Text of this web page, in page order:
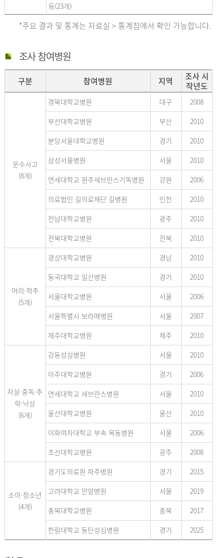
등(23개)
*주요 결과 및 통계는 자료실 > 통계집에서 확인 가능합니다.
조사 참여병원
구분 참여병원 지역
조사 시
작년도
운수사고
(8개)
경북대학교병원 대구
2008
부산대학교병원
부산
2010
분당서울대학교병원
경기
2010
삼성서울병원
서울
2010
연세대학교 원주세브란스기독병원
강원
2006
의료법인 길의료재단 길병원
인천
2010
전남대학교병원
광주
2010
전북대학교병원
전북 2010
머리·척추
(5개)
경상대학교병원 경남
2010
동국대학교 일산병원
경기
2010
서울대학교병원
서울
2006
서울특별시 보라매병원
서울
2007
제주대학교병원
제주 2010
자살·중독·추
락·낙상
(6개)
강동성심병원 서울
2010
아주대학교병원
경기
2006
연세대학교 세브란스병원
서울
2010
울산대학교병원
울산
2010
이화여자대학교 부속 목동병원
서울
2006
조선대학교병원
광주 2008
소아·청소년
(4개)
경기도의료원 파주병원 경기
2015
고려대학교 안암병원
서울
2019
충북대학교병원
충북
2017
한림대학교 동탄성심병원
경기 2025